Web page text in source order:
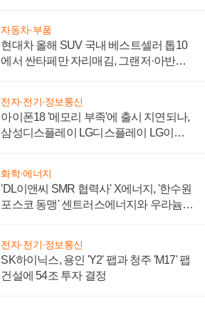
자동차·부품
현대차 올해 SUV 국내 베스트셀러 톱10
에서 싼타페만 자리매김, 그랜저·아반떼
전자·전기·정보통신
아이폰18 '메모리 부족'에 출시 지연되나,
삼성디스플레이 LG디스플레이 LG이노
화학·에너지
'DL이앤씨 SMR 협력사' X에너지, '한수원
포스코 동맹' 센트러스에너지와 우라늄
전자·전기·정보통신
SK하이닉스, 용인 'Y2' 팹과 청주 'M17' 팹
건설에 54조 투자 결정